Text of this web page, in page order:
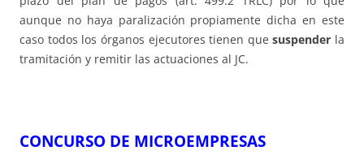
aunque no haya paralización propiamente dicha en este
caso todos los órganos ejecutores tienen quesuspender la
tramitación y remitir las actuaciones al JC.
CONCURSO DE MICROEMPRESAS